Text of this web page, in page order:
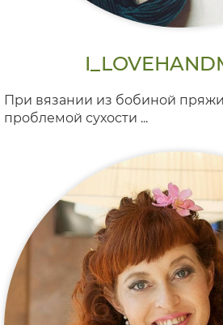
При вязании из бобиной пряжи
проблемой сухости ...